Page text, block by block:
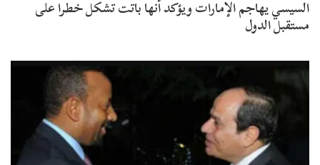
السيسي يهاجم الإمارات ويؤكد أنها باتت تشكل خطرا على
مستقبل الدول